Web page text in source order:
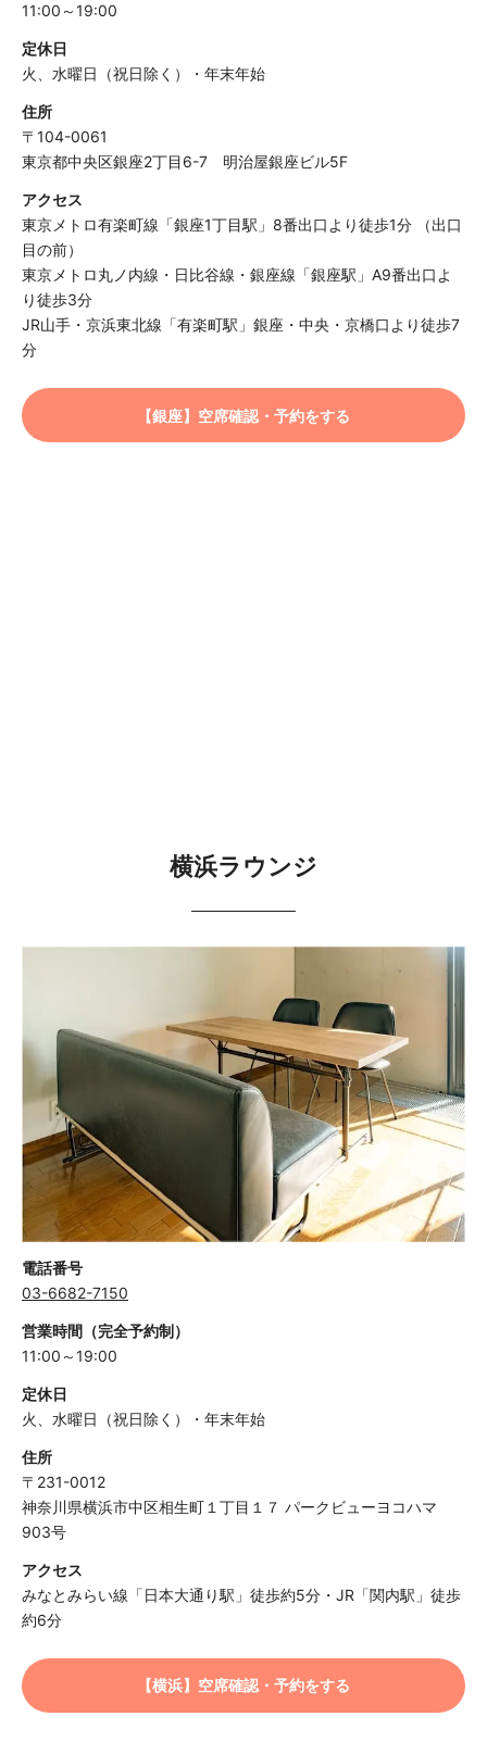
11:00～19:00
定休日
火、水曜日（祝日除く）・年末年始
住所
〒104-0061
東京都中央区銀座2丁目6-7 明治屋銀座ビル5F
アクセス
東京メトロ有楽町線「銀座1丁目駅」8番出口より徒歩1分 （出口
目の前）
東京メトロ丸ノ内線・日比谷線・銀座線「銀座駅」A9番出口よ
り徒歩3分
JR山手・京浜東北線「有楽町駅」銀座・中央・京橋口より徒歩7
分
【銀座】空席確認・予約をする
横浜ラウンジ
電話番号
03-6682-7150
営業時間（完全予約制）
11:00～19:00
定休日
火、水曜日（祝日除く）・年末年始
住所
〒231-0012
神奈川県横浜市中区相生町１丁目１７ パークビューヨコハマ
903号
アクセス
みなとみらい線「日本大通り駅」徒歩約5分・JR「関内駅」徒歩
約6分
【横浜】空席確認・予約をする